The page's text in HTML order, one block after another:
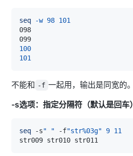
seq -w 98 101
100
101
不能和 -f 一起用，输出是同宽的。
-s选项：指定分隔符（默认是回车）
seq -s" " -f"str%03g" 9 11